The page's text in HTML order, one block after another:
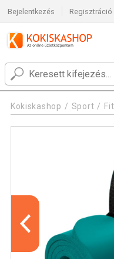
Bejelentkezés Regisztráció
Kokiskashop Sport